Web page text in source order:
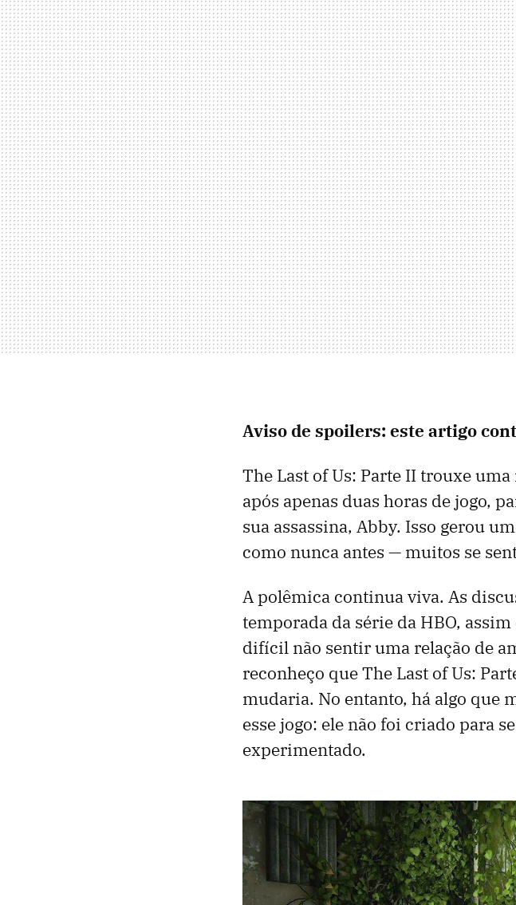
Aviso de spoilers: este artigo
The Last of Us: Parte II trouxe
após apenas duas horas de jogo,
sua assassina, Abby. Isso gerou
como nunca antes — muitos se
A polêmica continua viva. As
temporada da série da HBO,
difícil não sentir uma relação de
reconheço que The Last of Us:
mudaria. No entanto, há algo que
esse jogo: ele não foi criado para
experimentado.